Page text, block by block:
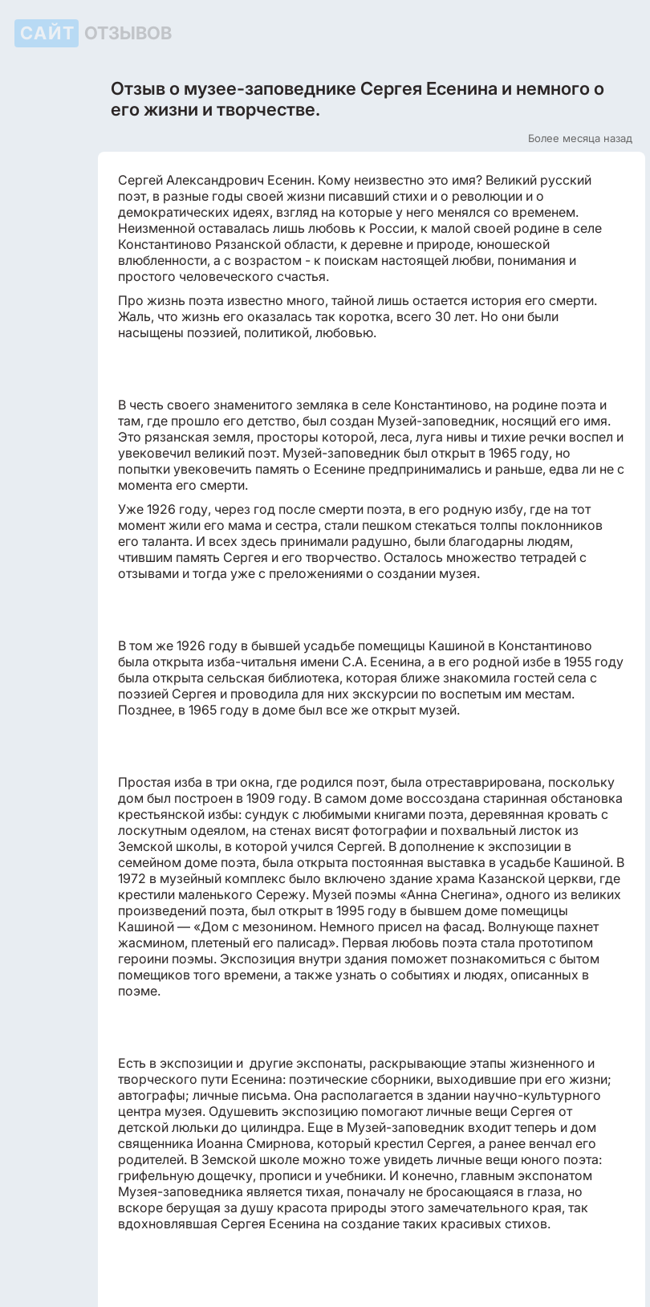
САЙТ ОТЗЫВОВ
Отзыв о музее-заповеднике Сергея Есенина и немного о
его жизни и творчестве.
Более месяца назад
Сергей Александрович Есенин. Кому неизвестно это имя? Великий русский
поэт, в разные годы своей жизни писавший стихи и о революции и о
демократических идеях, взгляд на которые у него менялся со временем.
Неизменной оставалась лишь любовь к России, к малой своей родине в селе
Константиново Рязанской области, к деревне и природе, юношеской
влюбленности, а с возрастом - к поискам настоящей любви, понимания и
простого человеческого счастья.
Про жизнь поэта известно много, тайной лишь остается история его смерти.
Жаль, что жизнь его оказалась так коротка, всего 30 лет. Но они были
насыщены поэзией, политикой, любовью.
В честь своего знаменитого земляка в селе Константиново, на родине поэта и
там, где прошло его детство, был создан Музей-заповедник, носящий его имя.
Это рязанская земля, просторы которой, леса, луга нивы и тихие речки воспел и
увековечил великий поэт. Музей-заповедник был открыт в 1965 году, но
попытки увековечить память о Есенине предпринимались и раньше, едва ли не с
момента его смерти.
Уже 1926 году, через год после смерти поэта, в его родную избу, где на тот
момент жили его мама и сестра, стали пешком стекаться толпы поклонников
его таланта. И всех здесь принимали радушно, были благодарны людям,
чтившим память Сергея и его творчество. Осталось множество тетрадей с
отзывами и тогда уже с преложениями о создании музея.
В том же 1926 году в бывшей усадьбе помещицы Кашиной в Константиново
была открыта изба-читальня имени С.А. Есенина, а в его родной избе в 1955 году
была открыта сельская библиотека, которая ближе знакомила гостей села с
поэзией Сергея и проводила для них экскурсии по воспетым им местам.
Позднее, в 1965 году в доме был все же открыт музей.
Простая изба в три окна, где родился поэт, была отреставрирована, поскольку
дом был построен в 1909 году. В самом доме воссоздана старинная обстановка
крестьянской избы: сундук с любимыми книгами поэта, деревянная кровать с
лоскутным одеялом, на стенах висят фотографии и похвальный листок из
Земской школы, в которой учился Сергей. В дополнение к экспозиции в
семейном доме поэта, была открыта постоянная выставка в усадьбе Кашиной. В
1972 в музейный комплекс было включено здание храма Казанской церкви, где
крестили маленького Сережу. Музей поэмы «Анна Снегина», одного из великих
произведений поэта, был открыт в 1995 году в бывшем доме помещицы
Кашиной — «Дом с мезонином. Немного присел на фасад. Волнующе пахнет
жасмином, плетеный его палисад». Первая любовь поэта стала прототипом
героини поэмы. Экспозиция внутри здания поможет познакомиться с бытом
помещиков того времени, а также узнать о событиях и людях, описанных в
поэме.
Есть в экспозиции и другие экспонаты, раскрывающие этапы жизненного и
творческого пути Есенина: поэтические сборники, выходившие при его жизни;
автографы; личные письма. Она располагается в здании научно-культурного
центра музея. Одушевить экспозицию помогают личные вещи Сергея от
детской люльки до цилиндра. Еще в Музей-заповедник входит теперь и дом
священника Иоанна Смирнова, который крестил Сергея, а ранее венчал его
родителей. В Земской школе можно тоже увидеть личные вещи юного поэта:
грифельную дощечку, прописи и учебники. И конечно, главным экспонатом
Музея-заповедника является тихая, поначалу не бросающаяся в глаза, но
вскоре берущая за душу красота природы этого замечательного края, так
вдохновлявшая Сергея Есенина на создание таких красивых стихов.